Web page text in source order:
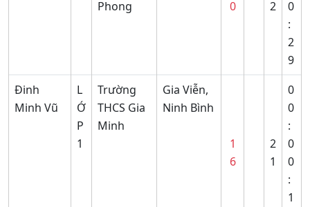
Phong
0
2
0
:
2
9
Đinh
Minh Vũ
L
Ớ
P
1
Trường
THCS Gia
Minh
Gia Viễn,
Ninh Bình
1
6
2
1
0
0
:
0
0
:
1